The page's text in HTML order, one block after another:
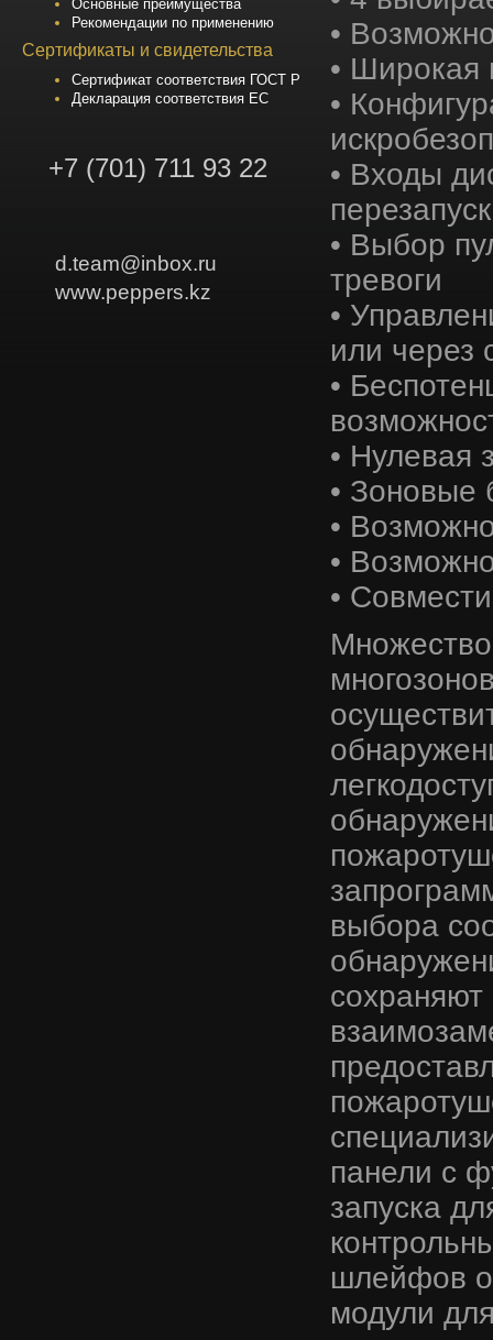
•
• Широкая
•
• Входы
• Выбор
тревоги
•
или через
•
• Нулевая
• Зоновые
•
•
•
выбора
сохраняют
панели с
запуска
шлейфов
модули
Основные преимущества
Рекомендации по применению
Сертификаты и свидетельства
Сертификат соответствия ГОСТ Р
Декларация соответствия ЕС
+7 (701) 711 93 22
d.team@inbox.ru
www.peppers.kz